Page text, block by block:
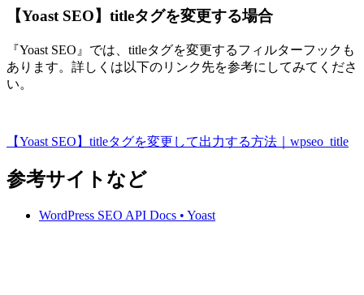
【Yoast SEO】titleタグを変更する場合
『Yoast SEO』では、titleタグを変更するフィルターフックも
あります。詳しくは以下のリンク先を参考にしてみてくださ
い。
【Yoast SEO】titleタグを変更して出力する方法｜wpseo_title
参考サイトなど
WordPress SEO API Docs • Yoast